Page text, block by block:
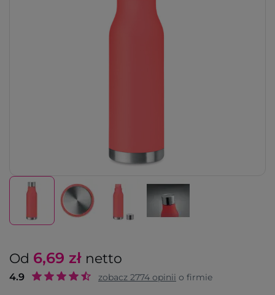
Od 6,69 zł netto
4.9 zobacz 2774 opinii o firmie